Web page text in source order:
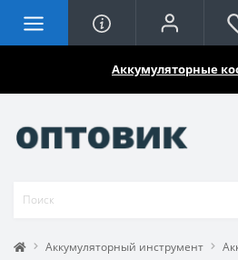
Аккумуляторные
Аккумуляторный инструмент